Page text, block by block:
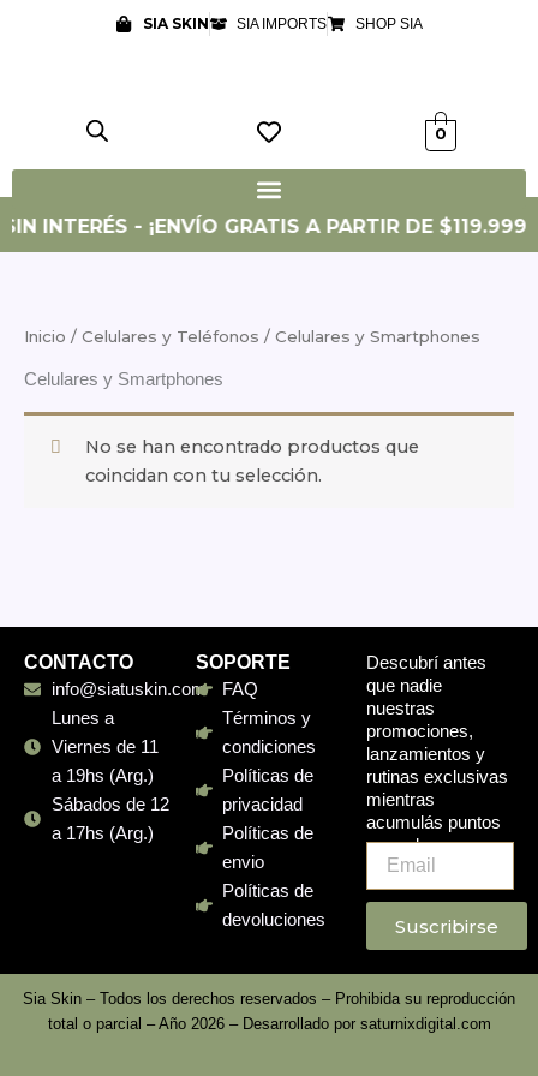
SIA SKIN SIA IMPORTS SHOP SIA
0
INTERÉS - ¡ENVÍO GRATIS A PARTIR DE $119.999!
Inicio / Celulares y Teléfonos / Celulares y Smartphones
Celulares y Smartphones
No se han encontrado productos que
coincidan con tu selección.
CONTACTO
info@siatuskin.com
Lunes a
Viernes de 11
a 19hs (Arg.)
Sábados de 12
a 17hs (Arg.)
SOPORTE
FAQ
Términos y
condiciones
Políticas de
privacidad
Políticas de
envio
Políticas de
devoluciones
Descubrí antes
que nadie
nuestras
promociones,
lanzamientos y
rutinas exclusivas
mientras
acumulás puntos
en cada compra.
Email
Suscribirse
Sia Skin – Todos los derechos reservados – Prohibida su reproducción
total o parcial – Año 2026 – Desarrollado por saturnixdigital.com